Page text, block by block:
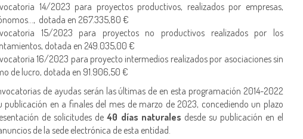
14/2023 para proyectos productivos, realizados por empresas,
dotada en 267.335,80 €
15/2023 para proyectos no productivos realizados por los
dotada en 249.035,00 €
16/2023 para proyecto intermedios realizados por asociaciones sin
de lucro, dotada en 91.906,50 €
de ayudas serán las últimas de en esta programación 2014-2022
publicación en a finales del mes de marzo de 2023, concediendo un plazo
de solicitudes de40 días naturales desde su publicación en el
de la sede electrónica de esta entidad.